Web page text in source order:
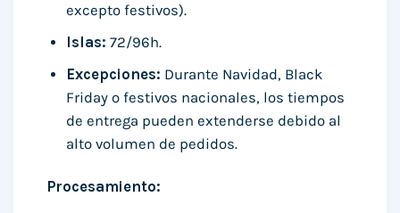
excepto festivos).
Islas: 72/96h.
Excepciones: Durante Navidad, Black
Friday o festivos nacionales, los tiempos
de entrega pueden extenderse debido al
alto volumen de pedidos.
Procesamiento: